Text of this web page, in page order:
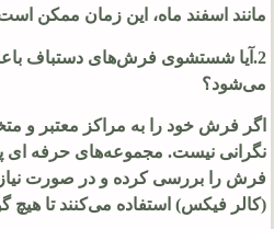
مانند اسفند ماه، این زمان ممکن
2.آیا شستشوی فرش‌های دستباف
می‌شود؟
اگر فرش خود را به مراکز معتبر و
نگرانی نیست. مجموعه‌های حرفه‌ ای
فرش را بررسی کرده و در صورت نیاز
(کالر فیکس) استفاده می‌کنند تا هیچ‌